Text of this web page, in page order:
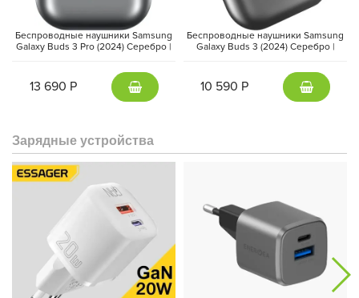
Если говорить о фотографических возможностях, то камера
Galaxy S25 Ultra не оставляет равнодушным. Основной модуль
МП для создания высокодетализированных снимков и
заканчивая 10 МП для захвата ультрашироких кадров.
зум до 100x позволяет фотографировать удалённые объекты
без потери качества изображения. Возможность записи видео
в разрешении 8K при 30 кадрах в секунду превращает
обычные моменты в настоящие кинематографические
Беспроводные наушники Samsung
Galaxy Buds 3 Pro (2024) Серебро |
13 690 Р
Беспроводные наушники Samsung
Galaxy Buds 3 (2024) Серебро |
10 590 Р
Зарядные устройства